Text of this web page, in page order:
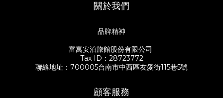
關於我們
品牌精神
富寓安泊旅館股份有限公司
Tax ID：28723772
聯絡地址：700005台南市中西區友愛街115巷5號
顧客服務